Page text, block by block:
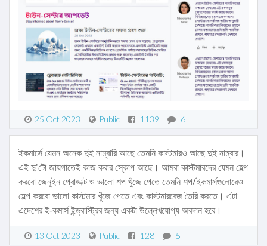
25 Oct 2023 Public 1139 6
ইকমার্সে যেমন অনেক দুই নাম্বারি আছে তেমনি কাস্টমারও আছে দুই নাম্বার।
এই দু'টো জায়গাতেই কাজ করার স্কোপ আছে। আমরা কাস্টমারদের যেমন হেল্প
করবো জেনুইন প্রোডাক্ট ও ভালো শপ খুঁজে পেতে তেমনি শপ/ইকমার্সগুলোরেও
হেল্প করবো ভালো কাস্টমার খুঁজে পেতে এবং কাস্টমারবেজ তৈরি করতে। এটা
এদেশের ই-কমার্স ইন্ড্রাস্ট্রির জন্য একটা উল্লেখযোগ্য অবদান হবে।
13 Oct 2023 Public 128 5